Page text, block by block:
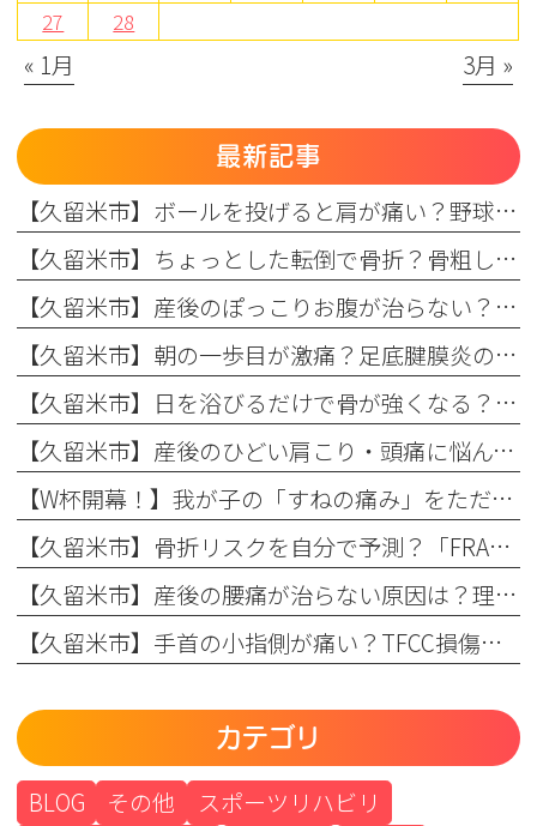
27
28
« 1月 3月 »
最新記事
【久留米市】ボールを投げると肩が痛い？野球肩の原因・症状とまつもと整形外科のリハビリ
【久留米市】ちょっとした転倒で骨折？骨粗しょう症と転倒予防の関係を理学療法士が解説！
【久留米市】産後のぽっこりお腹が治らない？原因と理学療法士が教える改善リハビリ
【久留米市】朝の一歩目が激痛？足底腱膜炎の原因・予防策と整形外科でのリハビリ治療を解説！
【久留米市】日を浴びるだけで骨が強くなる？骨粗しょう症予防に欠かせない日光浴の重要性とリハビリのコツ
【久留米市】産後のひどい肩こり・頭痛に悩んでいませんか？理学療法士が教える根本原因とリハビリの重要性
【W杯開幕！】我が子の「すねの痛み」をただの成長痛で終わらせない
【久留米市】骨折リスクを自分で予測？「FRAX」の仕組みとまつもと整形外科での活用法
【久留米市】産後の腰痛が治らない原因は？理学療法士が教える骨盤ケアとリハビリの重要性
【久留米市】手首の小指側が痛い？TFCC損傷（三角線維軟骨複合体損傷）の正しい治療法とリハビリについて
カテゴリ
BLOG その他
スポーツリハビリ